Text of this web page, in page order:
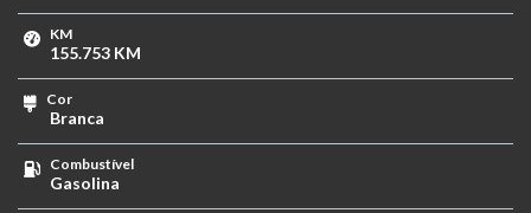
KM
155.753 KM
Cor
Branca
Combustível
Gasolina